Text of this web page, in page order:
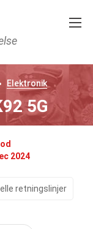
Elektronik
5G
2024
retningslinjer